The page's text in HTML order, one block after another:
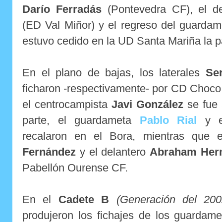
Darío Ferradás(Pontevedra CF), el
(ED Val Miñor) y el regreso del
estuvo cedido en la UD Santa Mariña la
En el plano de bajas, los laterales
ficharon -respectivamente- por CD
el centrocampista Javi Gonzálezse fue
parte, el guardameta Pablo Rial
y
recalaron en el Bora, mientras que
Fernández y el delantero Abraham
Pabellón Ourense CF.
En el Cadete B
(Generación del
produjeron los fichajes de los